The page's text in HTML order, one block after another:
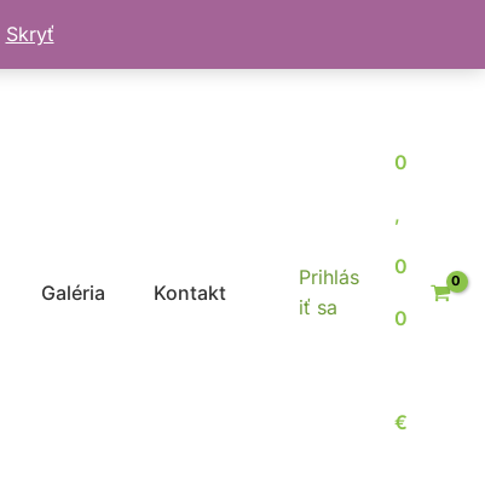
Skryť
Galéria Kontakt
Prihlás
iť sa
0
,
0
0
€